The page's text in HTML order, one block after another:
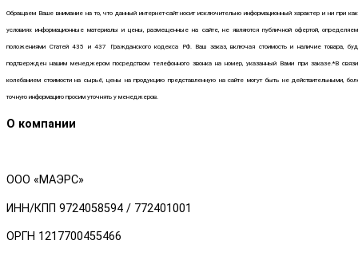
Обращаем Ваше внимание на то, что данный интернет-сайт носит исключительно информационный характер и ни при
условиях информационные материалы и цены, размещенные на сайте, не являются публичной офертой,
положениями Статей 435 и 437 Гражданского кодекса РФ. Ваш заказ, включая стоимость и наличие товара,
подтвержден нашим менеджером посредством телефонного звонка на номер, указанный Вами при заказе.*В
колебанием стоимости на сырьё, цены на продукцию представленную на сайте могут быть не действительными,
точную информацию просим уточнять у менеджеров.
О компании
ООО «МАЭРС»
ИНН/КПП 9724058594 / 772401001
ОРГН 1217700455466